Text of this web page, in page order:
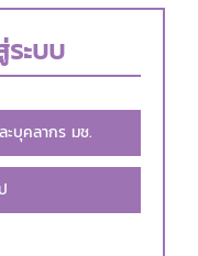
ระบบ
บุคลากร มช.